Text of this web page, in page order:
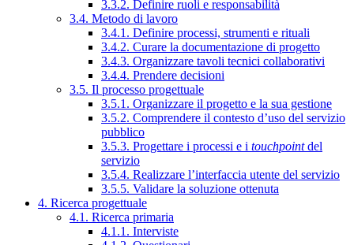
3.3.2. Definire ruoli e responsabilità
3.4. Metodo di lavoro
3.4.1. Definire processi, strumenti e rituali
3.4.2. Curare la documentazione di progetto
3.4.3. Organizzare tavoli tecnici collaborativi
3.4.4. Prendere decisioni
3.5. Il processo progettuale
3.5.1. Organizzare il progetto e la sua gestione
3.5.2. Comprendere il contesto d’uso del servizio
pubblico
3.5.3. Progettare i processi e i touchpointdel
servizio
3.5.4. Realizzare l’interfaccia utente del servizio
3.5.5. Validare la soluzione ottenuta
4. Ricerca progettuale
4.1. Ricerca primaria
4.1.1. Interviste